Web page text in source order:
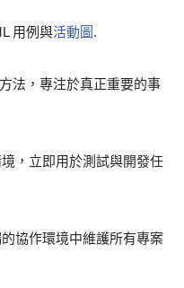
用例與活動圖 .
法，專注於真正重要的事
，立即用於測試與開發任
協作環境中維護所有專案